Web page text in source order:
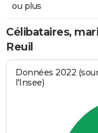
ou plus
Célibataires,
Reuil
Données 2022
l'Insee)